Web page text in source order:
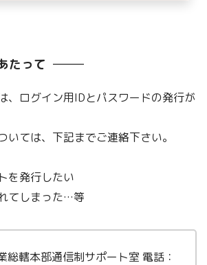
たって
、ログイン用IDとパスワードの発行が
いては、下記までご連絡下さい。
を発行したい
てしまった…等
轄本部通信制サポート室 電話：